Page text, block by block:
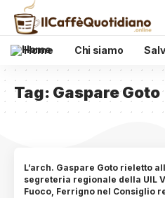
Home Chi siamo
Tag: Gaspare Goto
L’arch. Gaspare Goto rieletto
segreteria regionale della UIL
Fuoco, Ferrigno nel Consiglio